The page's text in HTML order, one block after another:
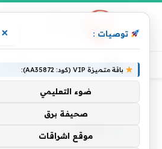
الرئيسية
»بتحويل
بتحويل
توصيات : ×
باقة متميزة VIP (كود: AA35872):
ضوء التعليمي
صحيفة برق
موقع اشراقات